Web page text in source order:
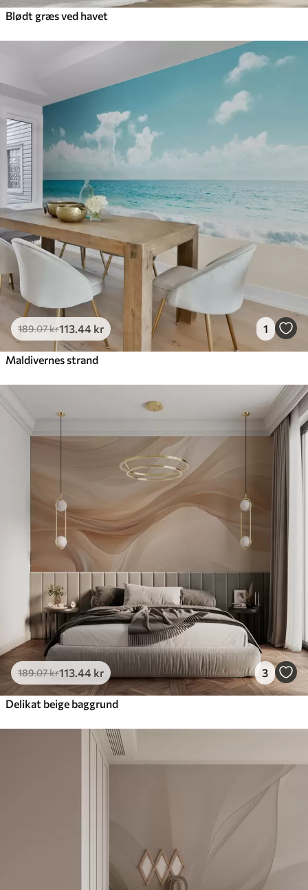
Blødt græs ved havet
189.07kr113.44 kr 1
Maldivernes strand
189.07kr113.44 kr 3
Delikat beige baggrund